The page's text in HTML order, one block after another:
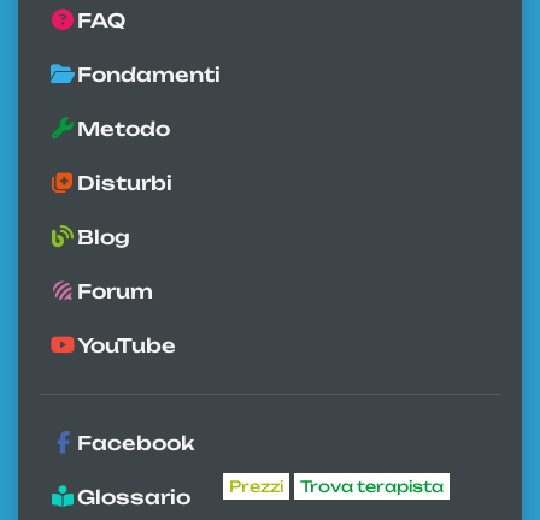
FAQ
Fondamenti
Metodo
Disturbi
Blog
Forum
YouTube
Facebook
Glossario Prezzi Trova terapista